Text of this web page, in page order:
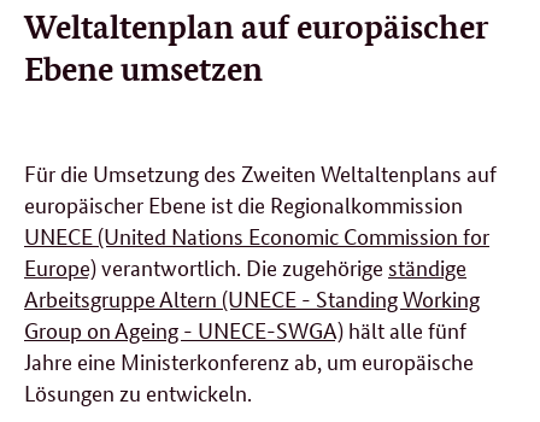
Weltaltenplan auf europäischer
Ebene umsetzen
Für die Umsetzung des Zweiten Weltaltenplans auf
europäischer Ebene ist die Regionalkommission
UNECE (United Nations Economic Commission for
Europe)verantwortlich. Die zugehörige ständige
Arbeitsgruppe Altern (UNECE - Standing Working
Group on Ageing - UNECE-SWGA) hält alle fünf
Jahre eine Ministerkonferenz ab, um europäische
Lösungen zu entwickeln.